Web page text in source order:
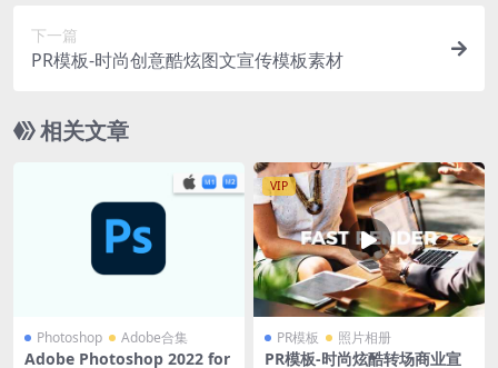
下一篇
PR模板-时尚创意酷炫图文宣传模板素材
相关文章
Photoshop Adobe合集
Adobe Photoshop 2022 for
VIP
PR模板 照片相册
PR模板-时尚炫酷转场商业宣